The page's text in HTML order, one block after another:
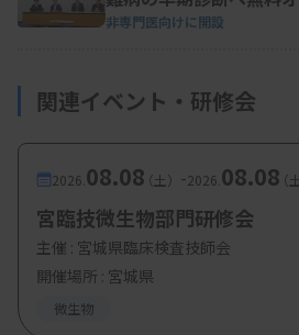
非専門医向けに開設
関連イベント・研修会
2026. 08.08（土） -2026. 08.08（
宮臨技微生物部門研修会
主催 : 宮城県臨床検査技師会
開催場所 : 宮城県
微生物